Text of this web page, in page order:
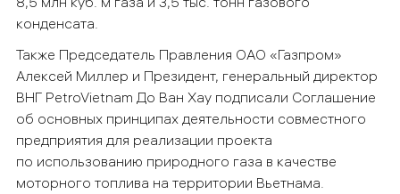
конденсата.
Также Председатель Правления ОАО «Газпром»
Алексей Миллер и Президент, генеральный директор
ВНГ PetroVietnam До Ван Хау подписали Соглашение
об основных принципах деятельности совместного
предприятия для реализации проекта
по использованию природного газа в качестве
моторного топлива на территории Вьетнама.